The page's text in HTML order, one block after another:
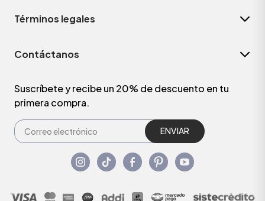
Términos legales
Contáctanos
Suscríbete y recibe un 20% de descuento en tu
primera compra.
ENVIAR